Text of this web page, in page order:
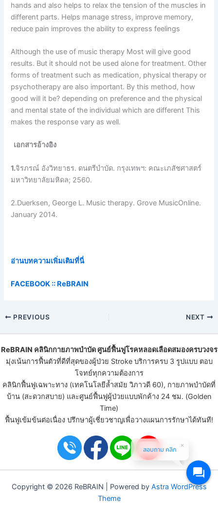
hands and also helps to relax the tension of the muscles in
different parts. Helps manage stress, improve memory,
reduce pain improves the ability to express feelings
Although the use of music therapy Most will give good
results. But it should not be used alone for treatment. Other
forms of treatment such as medication, physical therapy or
psychotherapy are also important. By this method, how
good will it be? depending on preference and the physical
and mental state of the individual which are different This
makes the response vary as well.
เอกสารอ้างอิง
1.จิรภรณ์ อังวิทยาธร. ดนตรีบำบัด. กรุงเทพฯ: คณะเภสัชศาสตร์
มหาวิทยาลัยมหิดล; 2560.
2.Duerksen, George L. Music therapy. Grove MusicOnline.
January 2014.
อ่านบทความเพิ่มเติมที่นี่
FACEBOOK :: ReBRAIN
PREVIOUS NEXT
ReBRAIN คลินิกกายภาพบําบัดศูนย์ฟื้นฟูโรคหลอดเลือดสมองครบวงจร
มุ่งเน้นการฟื้นตัวที่ดีที่สุดของผู้ป่วย Strokeบริการครบ 3 รูปแบบ ตอบ
โจทย์ทุกความต้องการ
คลินิกฟื้นฟูเฉพาะทาง (เทคโนโลยีล้ำสมัย วิภาวดี 60), กายภาพบำบัดที่
บ้าน (สะดวกสบาย) และศูนย์ฟื้นฟูผู้ป่วยแบบพักค้าง 24 ชม. (Golden
Time)
ฟื้นฟูเข้มข้นต่อเนื่อง ปรึกษาผู้เชี่ยวชาญเพื่อวางแผนการรักษาได้ทันที!
Copyright © 2026 ReBRAIN | Powered by Astra WordPress
Theme
สอบถาม คลิก